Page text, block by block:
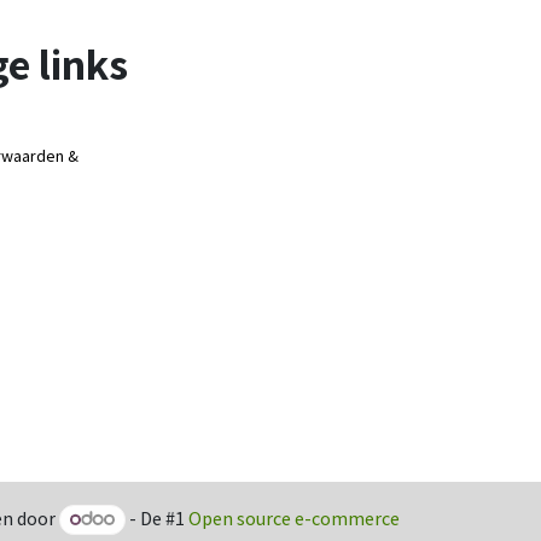
links
&
door - De #1 Open source e-commerce